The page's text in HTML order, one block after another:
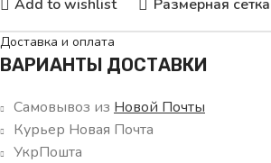
Add to wishlist Размерная сетка
Доставка и оплата
ВАРИАНТЫ ДОСТАВКИ
Самовывоз из Новой Почты
Курьер Новая Почта
УкрПошта